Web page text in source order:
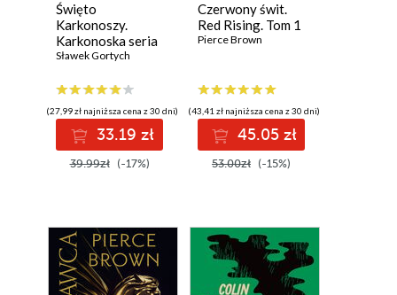
Święto
Karkonoszy.
Karkonoska seria
kryminalna. Tom 5
Sławek Gortych
(27,99 zł najniższa cena z 30 dni)
33.19 zł
39.99zł (-17%)
Czerwony świt.
Red Rising. Tom 1
Pierce Brown
(43,41 zł najniższa cena z 30 dni)
45.05 zł
53.00zł (-15%)